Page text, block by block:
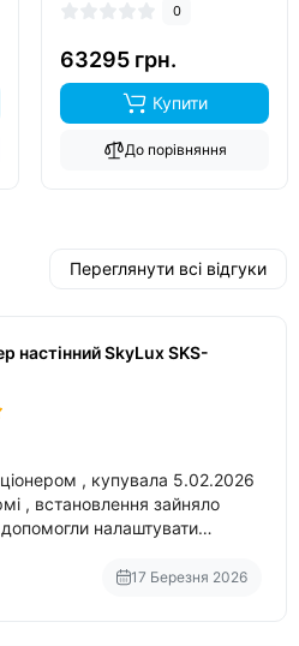
обігрів до -15°C..
0
63295 грн.
Купити
До порівняння
Переглянути всі відгуки
настінний SkyLux SKS-
, купувала 5.02.2026
17 Березня 2026